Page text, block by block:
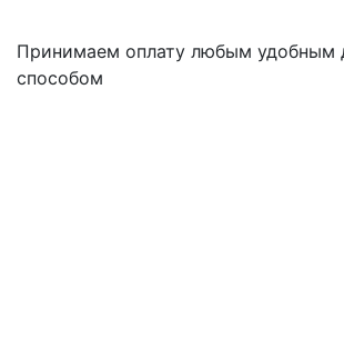
Принимаем оплату любым удобным
способом